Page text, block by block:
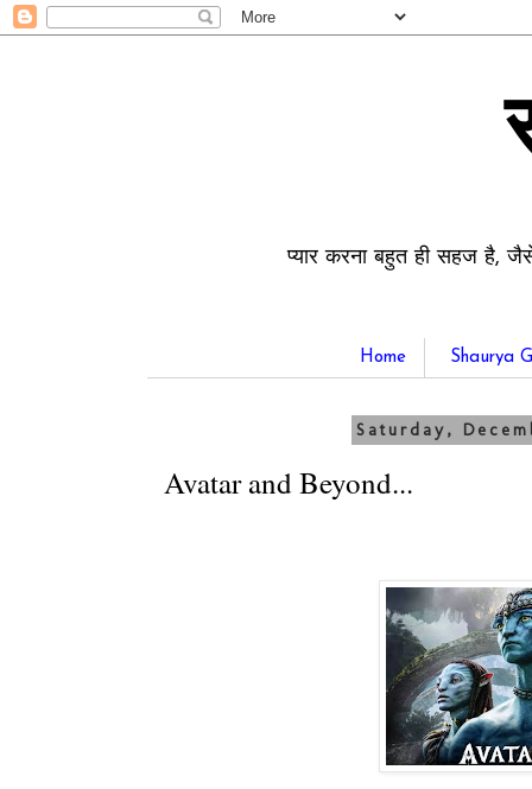
प्यार करना बहुत ही सहज है,
Home Shaurya
Saturday,
Avatar and Beyond...